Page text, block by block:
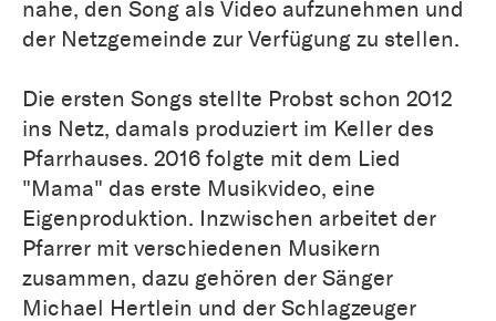
nahe, den Song als Video aufzunehmen und
der Netzgemeinde zur Verfügung zu stellen.
Die ersten Songs stellte Probst schon 2012
ins Netz, damals produziert im Keller des
Pfarrhauses. 2016 folgte mit dem Lied
"Mama" das erste Musikvideo, eine
Eigenproduktion. Inzwischen arbeitet der
Pfarrer mit verschiedenen Musikern
zusammen, dazu gehören der Sänger
Michael Hertlein und der Schlagzeuger